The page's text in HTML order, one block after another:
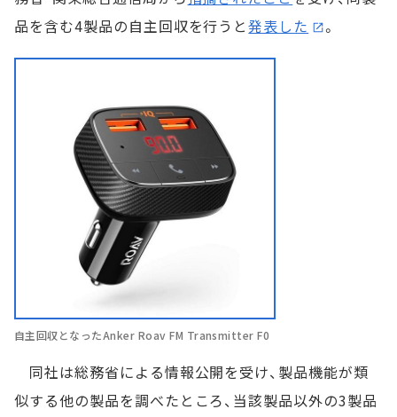
品を含む4製品の自主回収を行うと発表した 。
自主回収となったAnker Roav FM Transmitter F0
同社は総務省による情報公開を受け、製品機能が類
似する他の製品を調べたところ、当該製品以外の3製品